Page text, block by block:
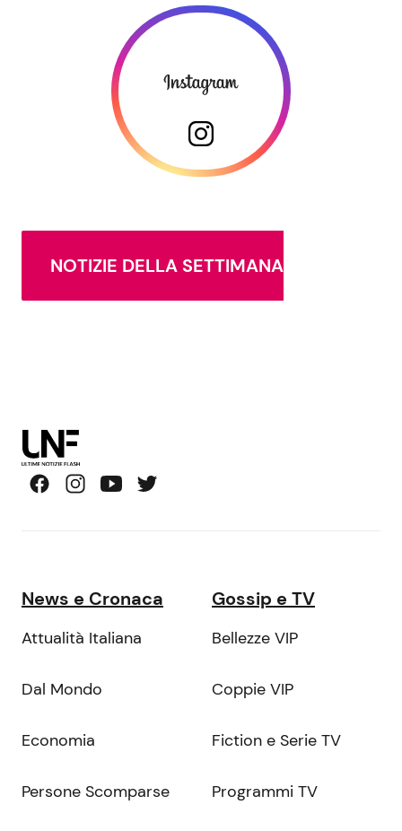
NOTIZIE DELLA SETTIMANA
News e Cronaca
Attualità Italiana
Dal Mondo
Economia
Persone Scomparse
Gossip e TV
Bellezze VIP
Coppie VIP
Fiction e Serie TV
Programmi TV